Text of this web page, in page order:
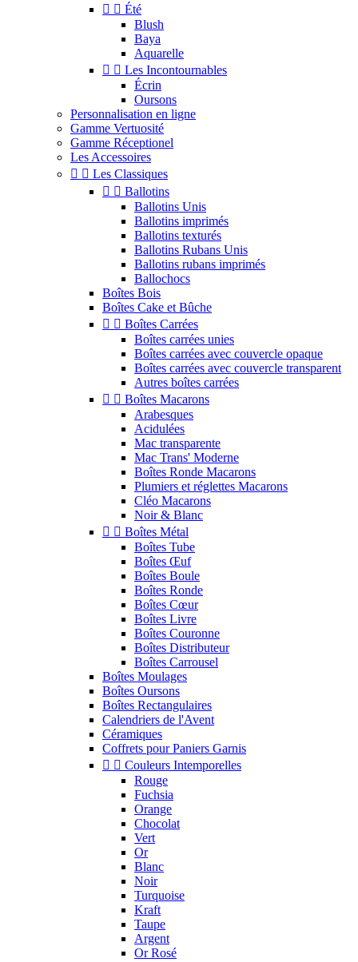
  Été
Blush
Baya
Aquarelle
  Les Incontournables
Écrin
Oursons
Personnalisation en ligne
Gamme Vertuosité
Gamme Réceptionel
Les Accessoires
  Les Classiques
  Ballotins
Ballotins Unis
Ballotins imprimés
Ballotins texturés
Ballotins Rubans Unis
Ballotins rubans imprimés
Ballochocs
Boîtes Bois
Boîtes Cake et Bûche
  Boîtes Carrées
Boîtes carrées unies
Boîtes carrées avec couvercle opaque
Boîtes carrées avec couvercle transparent
Autres boîtes carrées
  Boîtes Macarons
Arabesques
Acidulées
Mac transparente
Mac Trans' Moderne
Boîtes Ronde Macarons
Plumiers et réglettes Macarons
Cléo Macarons
Noir & Blanc
  Boîtes Métal
Boîtes Tube
Boîtes Œuf
Boîtes Boule
Boîtes Ronde
Boîtes Cœur
Boîtes Livre
Boîtes Couronne
Boîtes Distributeur
Boîtes Carrousel
Boîtes Moulages
Boîtes Oursons
Boîtes Rectangulaires
Calendriers de l'Avent
Céramiques
Coffrets pour Paniers Garnis
  Couleurs Intemporelles
Rouge
Fuchsia
Orange
Chocolat
Vert
Or
Blanc
Noir
Turquoise
Kraft
Taupe
Argent
Or Rosé